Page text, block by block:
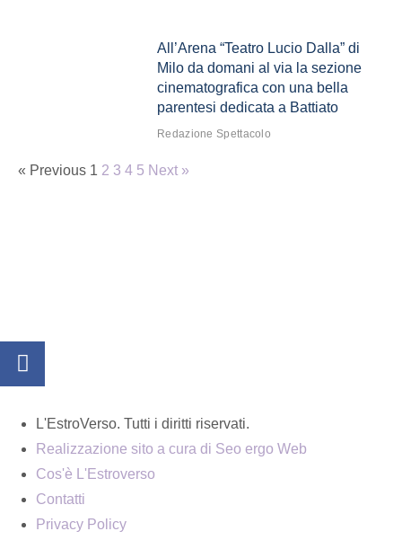
All’Arena “Teatro Lucio Dalla” di
Milo da domani al via la sezione
cinematografica con una bella
parentesi dedicata a Battiato
Redazione Spettacolo
« Previous 1 2 3 4 5 Next »
L'EstroVerso. Tutti i diritti riservati.
Realizzazione sito a cura di Seo ergo Web
Cos'è L'Estroverso
Contatti
Privacy Policy